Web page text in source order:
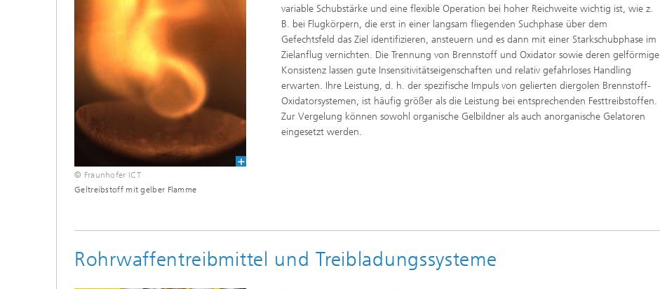
© Fraunhofer ICT
Geltreibstoff mit gelber Flamme
variable Schubstärke und eine flexible Operation bei hoher Reichweite wichtig ist, wie z.
B. bei Flugkörpern, die erst in einer langsam fliegenden Suchphase über dem
Gefechtsfeld das Ziel identifizieren, ansteuern und es dann mit einer Starkschubphase im
Zielanflug vernichten. Die Trennung von Brennstoff und Oxidator sowie deren gelförmige
Konsistenz lassen gute Insensitivitätseigenschaften und relativ gefahrloses Handling
erwarten. Ihre Leistung, d. h. der spezifische Impuls von gelierten diergolen Brennstoff-
Oxidatorsystemen, ist häufig größer als die Leistung bei entsprechenden Festtreibstoffen.
Zur Vergelung können sowohl organische Gelbildner als auch anorganische Gelatoren
eingesetzt werden.
Rohrwaffentreibmittel und Treibladungssysteme